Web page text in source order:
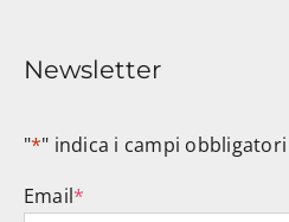
Newsletter
"*" indica i campi obbligatori
Email*